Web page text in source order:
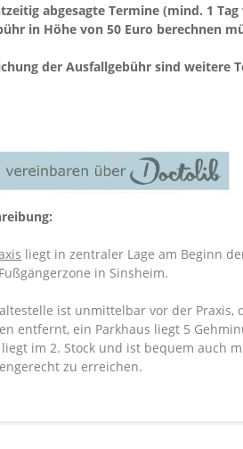
abgesagte Termine (mind. 1
in Höhe von 50 Euro berechnen
der Ausfallgebühr sind weitere
liegt in zentraler Lage am Beginn
in Sinsheim.
ist unmittelbar vor der Praxis,
entfernt, ein Parkhaus liegt 5
liegt im 2. Stock und ist bequem auch
zu erreichen.